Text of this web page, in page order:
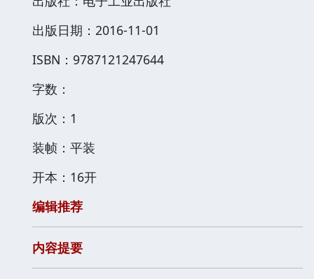
出版日期：2016-11-01
ISBN：9787121247644
字数：
版次：1
装帧：平装
开本：16开
编辑推荐
内容提要